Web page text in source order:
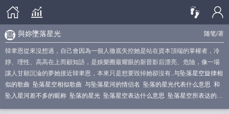
随笔/著
與妳墜落星光
韓聿恩從來沒想過，自己會因為一個人徹底失控她是站在資本頂端的掌權者，冷
靜、理性、高高在上而顧知語，是娛樂圈最耀眼的新晉影后漂亮、危險，像一場
讓人甘願沉淪的夢她接近韓聿恩，本來只是想要毀掉她卻沒有..与坠落星空旋律相
似的歌曲 坠落星空相似歌曲 与坠落星河的情侣名 坠落的星光代表什么意思 和
坠入星河差不多的昵称 坠落的星光 坠落星空表达什么意思 坠落星空所表达的意